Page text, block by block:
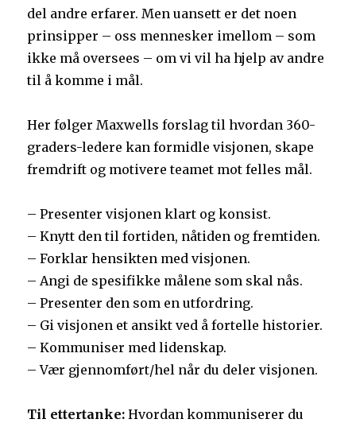
del andre erfarer. Men uansett er det noen
prinsipper – oss mennesker imellom – som
ikke må oversees – om vi vil ha hjelp av andre
til å komme i mål.
Her følger Maxwells forslag til hvordan 360-
graders-ledere kan formidle visjonen, skape
fremdrift og motivere teamet mot felles mål.
– Presenter visjonen klart og konsist.
– Knytt den til fortiden, nåtiden og fremtiden.
– Forklar hensikten med visjonen.
– Angi de spesifikke målene som skal nås.
– Presenter den som en utfordring.
– Gi visjonen et ansikt ved å fortelle historier.
– Kommuniser med lidenskap.
– Vær gjennomført/hel når du deler visjonen.
Til ettertanke:Hvordan kommuniserer du